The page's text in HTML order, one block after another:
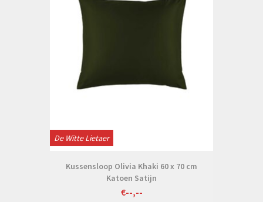
De Witte Lietaer
Kussensloop Olivia Khaki 60 x 70 cm
Katoen Satijn
€--,--